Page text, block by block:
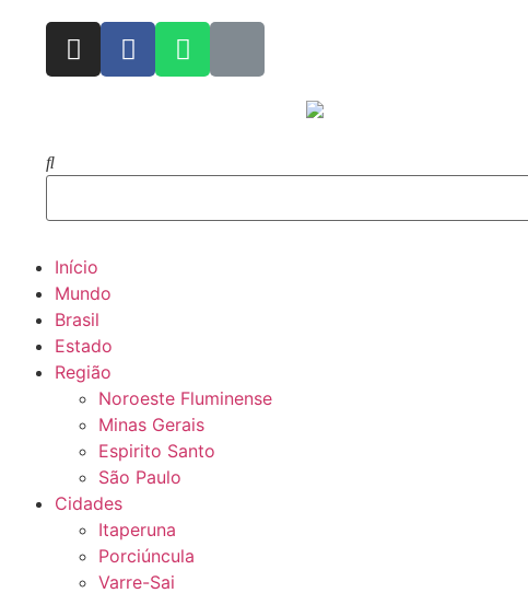
Início
Mundo
Brasil
Estado
Região
Noroeste Fluminense
Minas Gerais
Espirito Santo
São Paulo
Cidades
Itaperuna
Porciúncula
Varre-Sai